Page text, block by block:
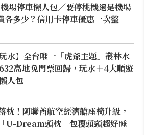
場停車懶人包／要停桃機還是機場
各多少？信用卡停車優惠一次整
玩水】全台唯一「虎爺主題」叢林水
高地免門票回歸，玩水＋4大順遊
人包
枕！阿聯酋航空經濟艙座椅升級，
U-Dream頭枕」包覆頭頸超好睡